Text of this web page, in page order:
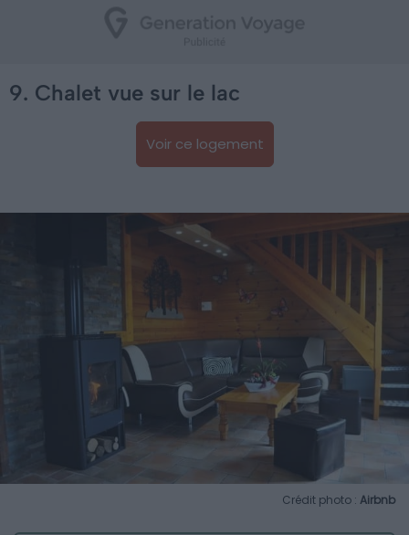
9. Chalet vue sur le lac
Voir ce logement
Crédit photo : Airbnb